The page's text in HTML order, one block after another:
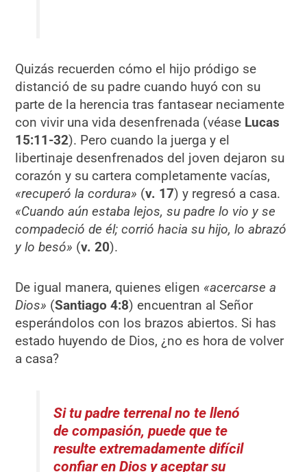
Quizás recuerden cómo el hijo pródigo se
distanció de su padre cuando huyó con su
parte de la herencia tras fantasear neciamente
con vivir una vida desenfrenada (véase Lucas
15:11-32). Pero cuando la juerga y el
libertinaje desenfrenados del joven dejaron su
corazón y su cartera completamente vacías,
«recuperó la cordura» (v. 17) y regresó a casa.
«Cuando aún estaba lejos, su padre lo vio y se
compadeció de él; corrió hacia su hijo, lo abrazó
y lo besó» (v. 20).
De igual manera, quienes eligen «acercarse a
Dios» (Santiago 4:8) encuentran al Señor
esperándolos con los brazos abiertos. Si has
estado huyendo de Dios, ¿no es hora de volver
a casa?
Si tu padre terrenal no te llenó
de compasión, puede que te
resulte extremadamente difícil
confiar en Dios y aceptar su